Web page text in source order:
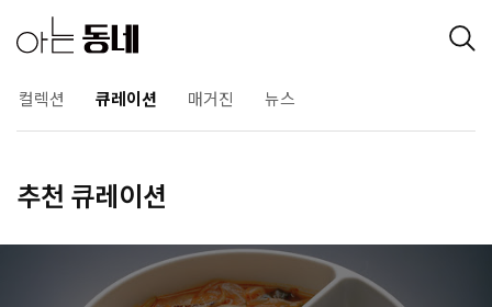
컬렉션 큐레이션 매거진 뉴스
추천 큐레이션